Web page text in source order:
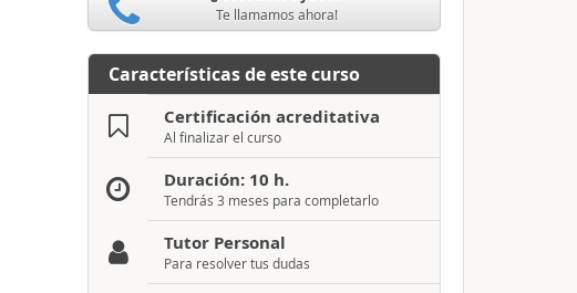
Te llamamos ahora!
Características de este curso
Certificación acreditativa
Al finalizar el curso
Duración: 10 h.
Tendrás 3 meses para completarlo
Tutor Personal
Para resolver tus dudas